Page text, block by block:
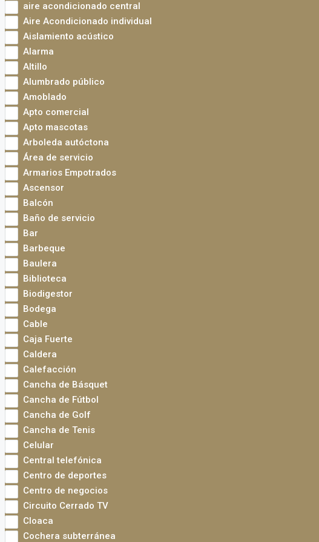
aire acondicionado central
Aire Acondicionado individual
Aislamiento acústico
Alarma
Altillo
Alumbrado público
Amoblado
Apto comercial
Apto mascotas
Arboleda autóctona
Área de servicio
Armarios Empotrados
Ascensor
Balcón
Baño de servicio
Bar
Barbeque
Baulera
Biblioteca
Biodigestor
Bodega
Cable
Caja Fuerte
Caldera
Calefacción
Cancha de Básquet
Cancha de Fútbol
Cancha de Golf
Cancha de Tenis
Celular
Central telefónica
Centro de deportes
Centro de negocios
Circuito Cerrado TV
Cloaca
Cochera subterránea